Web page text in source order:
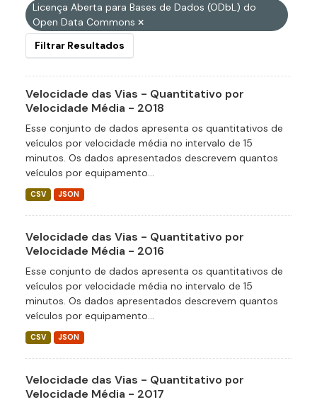
Licença Aberta para Bases de Dados (ODbL) do
Open Data Commons
Filtrar Resultados
Velocidade das Vias - Quantitativo por
Velocidade Média - 2018
Esse conjunto de dados apresenta os quantitativos de
veículos por velocidade média no intervalo de 15
minutos. Os dados apresentados descrevem quantos
veículos por equipamento...
CSV JSON
Velocidade das Vias - Quantitativo por
Velocidade Média - 2016
Esse conjunto de dados apresenta os quantitativos de
veículos por velocidade média no intervalo de 15
minutos. Os dados apresentados descrevem quantos
veículos por equipamento...
CSV JSON
Velocidade das Vias - Quantitativo por
Velocidade Média - 2017